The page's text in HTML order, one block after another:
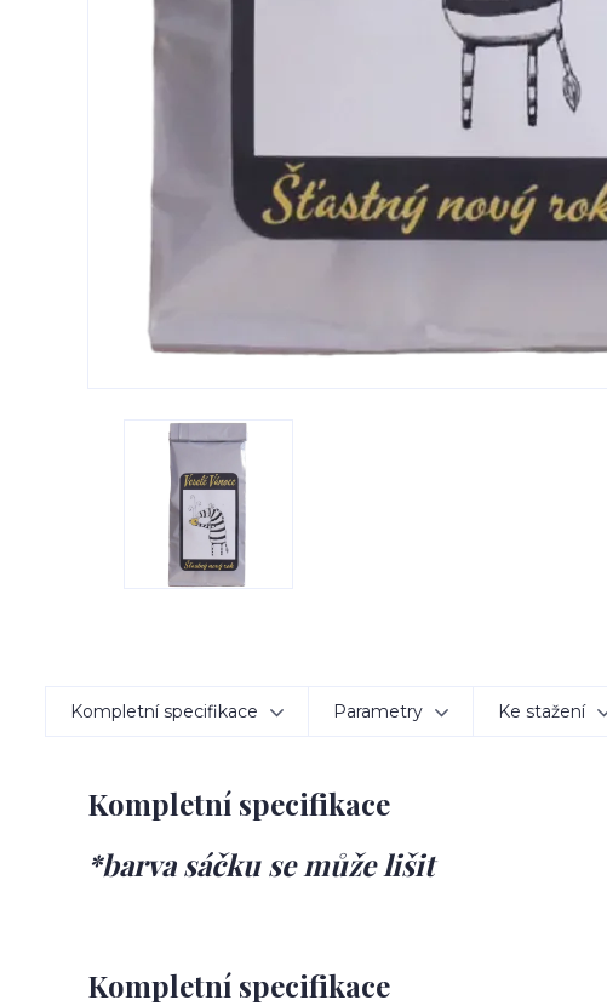
Kompletní specifikace Parametry Ke stažení
Kompletní specifikace
*barva sáčku se může lišit
Kompletní specifikace